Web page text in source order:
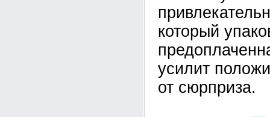
который
усилит
от сюрприза.